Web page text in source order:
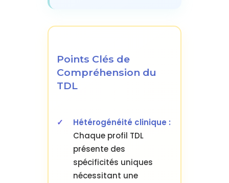
Points Clés de
Compréhension du
TDL
Hétérogénéité clinique :
Chaque profil TDL
présente des
spécificités uniques
nécessitant une